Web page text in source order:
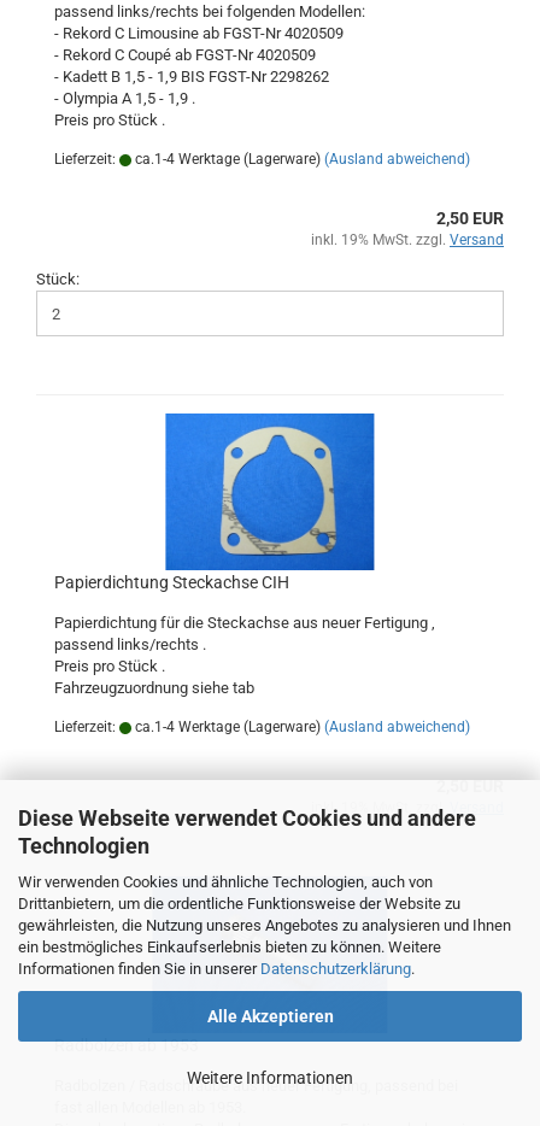
Diese Webseite verwendet Cookies und andere
Technologien
Wir verwenden Cookies und ähnliche Technologien, auch von
Drittanbietern, um die ordentliche Funktionsweise der Website zu
gewährleisten, die Nutzung unseres Angebotes zu analysieren und Ihnen
ein bestmögliches Einkaufserlebnis bieten zu können. Weitere
Informationen finden Sie in unserer Datenschutzerklärung.
Alle Akzeptieren
Weitere Informationen
passend links/rechts bei folgenden Modellen:
- Rekord C Limousine ab FGST-Nr 4020509
- Rekord C Coupé ab FGST-Nr 4020509
- Kadett B 1,5 - 1,9 BIS FGST-Nr 2298262
- Olympia A 1,5 - 1,9 .
Preis pro Stück .
Lieferzeit: ca.1-4 Werktage (Lagerware) (Ausland abweichend)
2,50 EUR
inkl. 19% MwSt. zzgl. Versand
Stück:
Papierdichtung Steckachse CIH
Papierdichtung für die Steckachse aus neuer Fertigung ,
passend links/rechts .
Preis pro Stück .
Fahrzeugzuordnung siehe tab
Lieferzeit: ca.1-4 Werktage (Lagerware) (Ausland abweichend)
2,50 EUR
inkl. 19% MwSt. zzgl.
Radbolzen ab 1953
Radbolzen / Radschraube aus neuer Fertigung, passend bei